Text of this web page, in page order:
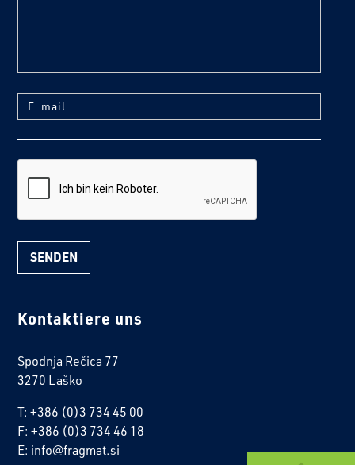
E-mail
Kontaktiere uns
Spodnja Rečica 77
3270 Laško
T: +386 (0)3 734 45 00
F: +386 (0)3 734 46 18
E: info@fragmat.si